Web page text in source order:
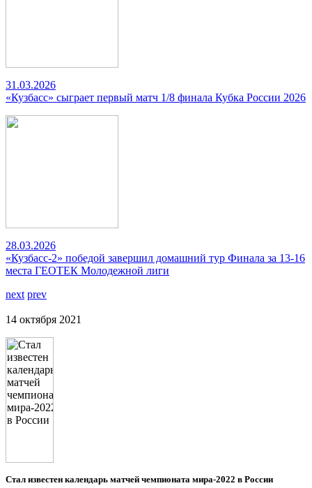
31.03.2026
«Кузбасс» сыграет первый матч 1/8 финала Кубка России 2026
28.03.2026
«Кузбасс-2» победой завершил домашний тур Финала за 13-16
места ГЕОТЕК Молодежной лиги
next prev
14 октября 2021
Стал известен календарь матчей чемпионата мира-2022 в России